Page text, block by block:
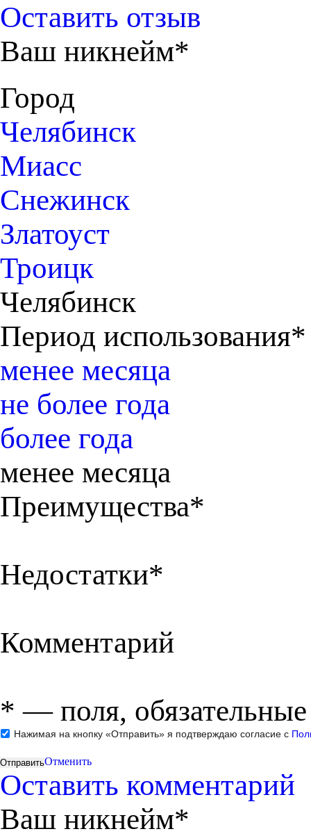
Оставить отзыв
Ваш никнейм*
Город
Челябинск
Миасс
Снежинск
Златоуст
Троицк
Челябинск
Период использования*
менее месяца
не более года
более года
менее месяца
Преимущества*
Недостатки*
Комментарий
* — поля,
Нажимая на кнопку «Отправить» я подтверждаю согласие с
Отменить
Оставить комментарий
Ваш никнейм*